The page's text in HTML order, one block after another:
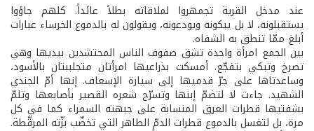
عند مدخل القرية تجمهروا لملاقاته بطلاً عائداً. كلهم جاؤوا
يستقبلونه، لا بل يبكونه ويودعونه، ويقولون له بالدموع الخرساء عبارات
أبلغ ممّا تنطق به الشفاه.
بين الجمع امرأة واحدة تشق صفوف الناس المحتشدين بيديها وهي
تصرخ وتبكي بتفجّع. أمسكت بذراعيها امرأتان متجلببتان بالأسود،
وساعدتاها على جرّ قدميها إلى سيارة الإسعاف. إنها أمّ الجندي
الشهيد. جاءت لا لتضمّ إبنها وتسرّح شعره القصير بأصابعها وتلمّ
بشفتيها قطرات العرق المنسابة على جبهته السمراء كما في كل
مرة، بل لتغسل بالدموع قطرات الدمّ الطاهر التي تخضّب بزّته المرقّطة.